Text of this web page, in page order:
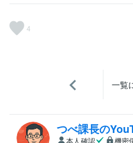
4
一覧
つべ課長の
本人確認 機密